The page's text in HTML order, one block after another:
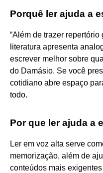
Porquê ler ajuda a
“Além de trazer
literatura apresenta
escrever melhor sobre
do Damásio. Se você
cotidiano abre espaço
todo.
Por que ler ajuda a
Ler em voz alta serve
memorização, além de
conteúdos mais